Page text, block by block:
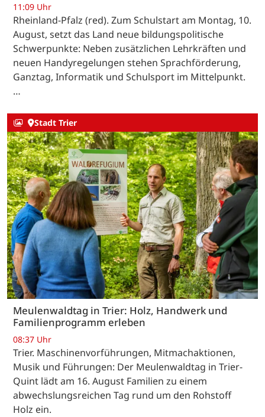
11:09 Uhr
Rheinland-Pfalz (red). Zum Schulstart am Montag, 10.
August, setzt das Land neue bildungspolitische
Schwerpunkte: Neben zusätzlichen Lehrkräften und
neuen Handyregelungen stehen Sprachförderung,
Ganztag, Informatik und Schulsport im Mittelpunkt.
…
Stadt Trier
Meulenwaldtag in Trier: Holz, Handwerk und
Familienprogramm erleben
08:37 Uhr
Trier. Maschinenvorführungen, Mitmachaktionen,
Musik und Führungen: Der Meulenwaldtag in Trier-
Quint lädt am 16. August Familien zu einem
abwechslungsreichen Tag rund um den Rohstoff
Holz ein.